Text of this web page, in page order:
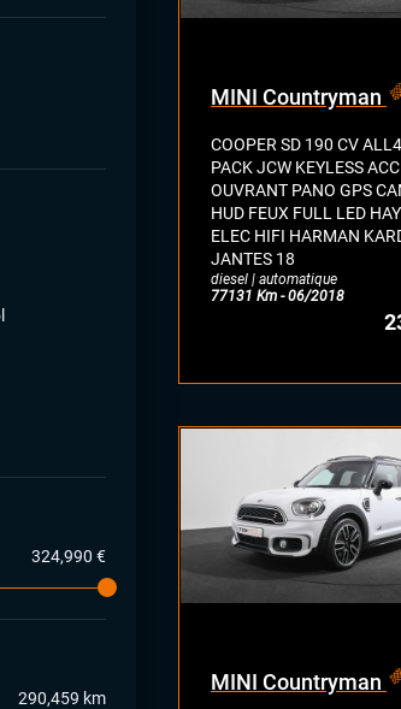
324,990 €
290,459 km
MINI Countryman
COOPER SD 190 CV
PACK JCW KEYLESS
OUVRANT PANO GPS
HUD FEUX FULL LED
ELEC HIFI HARMAN
JANTES 18
diesel | automatique
77131 Km - 06/2018
MINI Countryman